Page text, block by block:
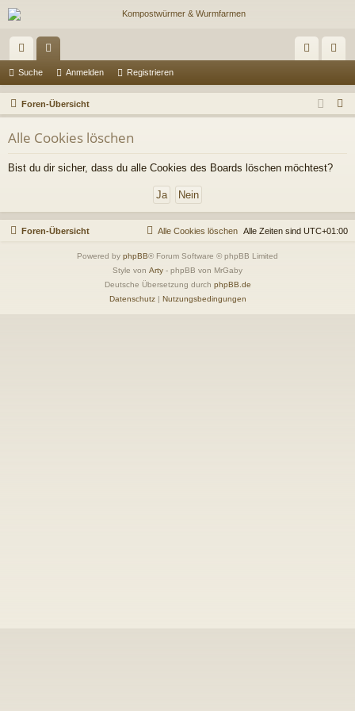
ch
ne
llz
ug
riff
en m
el
n
ist
rie
Suche Anmelden Registrieren
Foren-Übersicht
u
Alle Cookies löschen
Bist du dir sicher, dass du alle Cookies des Boards löschen möchtest?
Foren-Übersicht Alle Zeiten sind UTC+01:00
Alle Cookies löschen
Powered by phpBB® Forum Software © phpBB Limited
Style von Arty - phpBB von MrGaby
Deutsche Übersetzung durch phpBB.de
Datenschutz| Nutzungsbedingungen